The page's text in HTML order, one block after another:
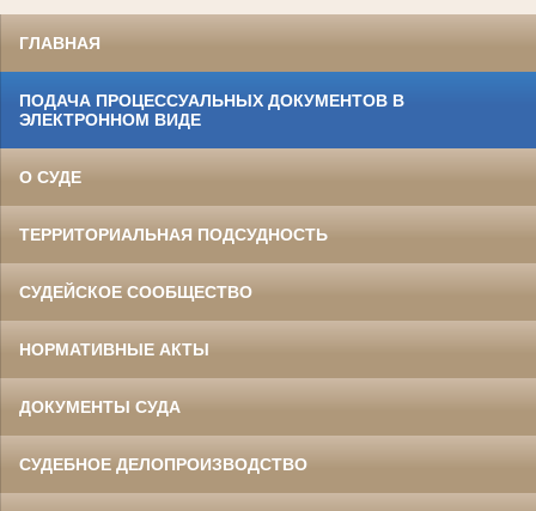
ГЛАВНАЯ
ПОДАЧА ПРОЦЕССУАЛЬНЫХ ДОКУМЕНТОВ В
ЭЛЕКТРОННОМ ВИДЕ
О СУДЕ
ТЕРРИТОРИАЛЬНАЯ ПОДСУДНОСТЬ
СУДЕЙСКОЕ СООБЩЕСТВО
НОРМАТИВНЫЕ АКТЫ
ДОКУМЕНТЫ СУДА
СУДЕБНОЕ ДЕЛОПРОИЗВОДСТВО